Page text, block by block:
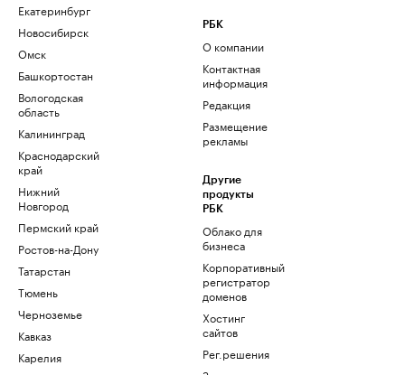
Екатеринбург
Новосибирск
Омск
Башкортостан
Вологодская
область
Калининград
Краснодарский
край
Нижний
Новгород
Пермский край
Ростов-на-Дону
Татарстан
Тюмень
Черноземье
Кавказ
Карелия
РБК
О компании
Контактная
информация
Редакция
Размещение
рекламы
Другие
продукты
РБК
Облако для
бизнеса
Корпоративный
регистратор
доменов
Хостинг
сайтов
Рег.решения